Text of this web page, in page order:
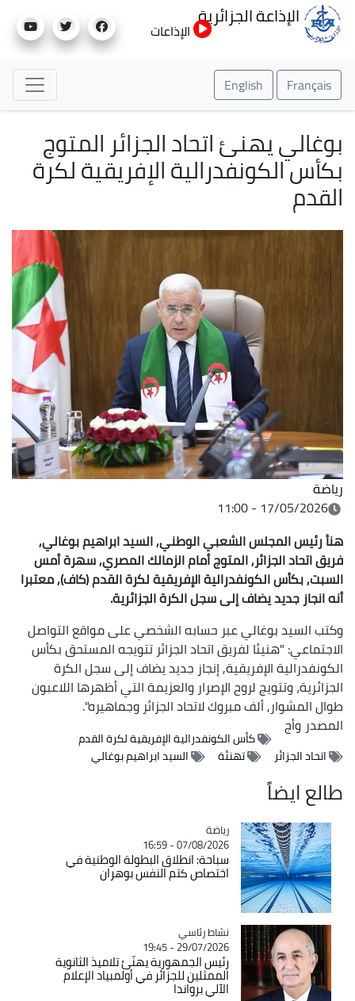
إلى
الإذاعة الجزائرية
الإذاعات
Français
English
بوغالي يهنئ اتحاد الجزائر المتوج
بكأس الكونفدرالية الإفريقية لكرة
القدم
رياضة
17/05/2026 - 11:00
هنأ رئيس المجلس الشعبي الوطني, السيد ابراهيم بوغالي,
فريق اتحاد الجزائر, المتوج أمام الزمالك المصري, سهرة أمس
السبت, بكأس الكونفدرالية الإفريقية لكرة القدم (كاف), معتبرا
أنه انجاز جديد يضاف إلى سجل الكرة الجزائرية.
وكتب السيد بوغالي عبر حسابه الشخصي على مواقع التواصل
الاجتماعي: "هنيئا لفريق اتحاد الجزائر تتويجه المستحق بكأس
الكونفدرالية الإفريقية, إنجاز جديد يضاف إلى سجل الكرة
الجزائرية، وتتويج لروح الإصرار والعزيمة التي أظهرها اللاعبون
طوال المشوار, ألف مبروك لاتحاد الجزائر وجماهيره".
المصدروأج
كأس الكونفدرالية الإفريقية لكرة القدم
اتحاد الجزائر
تهنئة السيد ابراهيم بوغالي
طالع ايضاً
Catégorie
رياضة
07/08/2026 - 16:59
سباحة: انطلاق البطولة الوطنية في
اختصاص كتم النفس بوهران
Catégorie
نشاط رئاسي
29/07/2026 - 19:45
رئيس الجمهورية يهنّئ تلاميذ الثانوية
الممثلين للجزائر في أولمبياد الإعلام
الآلي برواندا